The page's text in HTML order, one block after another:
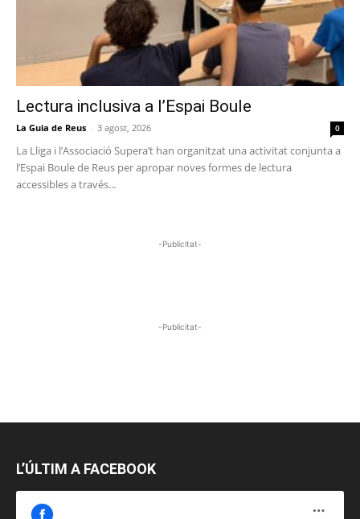
Lectura inclusiva a l’Espai Boule
La Guia de Reus - 3 agost, 2026 0
La Lliga i l’Associació Supera’t han organitzat una activitat conjunta a
l’Espai Boule de Reus per apropar noves formes de lectura
accessibles a través...
-Publicitat-
-Publicitat-
L’ÚLTIM A FACEBOOK